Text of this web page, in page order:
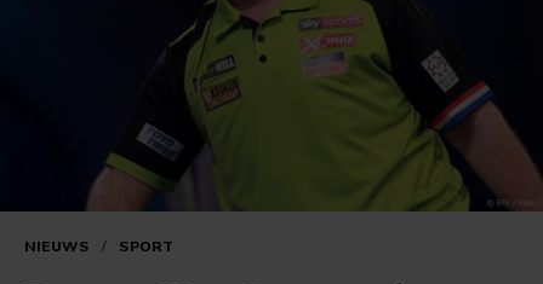
NIEUWS / SPORT